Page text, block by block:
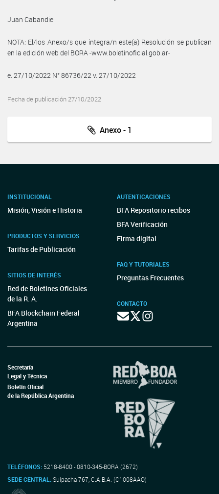
Juan Cabandie
NOTA: El/los Anexo/s que integra/n este(a) Resolución se publican
en la edición web del BORA -www.boletinoficial.gob.ar-
e. 27/10/2022 N° 86736/22 v. 27/10/2022
Fecha de publicación 27/10/2022
Anexo - 1
INSTITUCIONAL
Misión, Visión e Historia
PRODUCTOS Y SERVICIOS
Tarifas de Publicación
SITIOS DE INTERÉS
Red de Boletines Oficiales
de la R. A.
BFA Blockchain Federal
Argentina
AUTENTICACIONES
BFA Repositorio recibos
BFA Verificación
Firma digital
FAQ Y TUTORIALES
Preguntas Frecuentes
CONTACTO
Secretaría
Legal y Técnica
Boletín Oficial
de la República Argentina
TELÉFONOS: 5218-8400 - 0810-345-BORA (2672)
SEDE CENTRAL:Suipacha 767, C.A.B.A. (C1008AAO)